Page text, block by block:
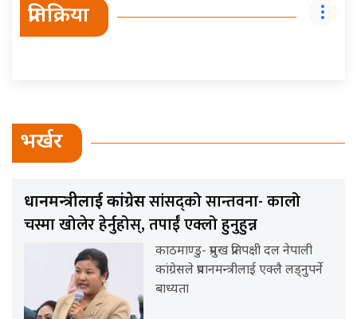
प्रतिक्रिया
भर्खर
प्रधानमन्त्रीलाई कांग्रेससांसद्को सान्तवना- कालो
चस्मा खोलेर हेर्नुहोस्, तपाईँ एक्लो हुनुहुन्न
काठमाण्डु- प्रमुख प्रतिपक्षी दल नेपाली
कांग्रेसले प्रधानमन्त्रीलाई एक्लै लड्नुपर्ने
बाध्यता